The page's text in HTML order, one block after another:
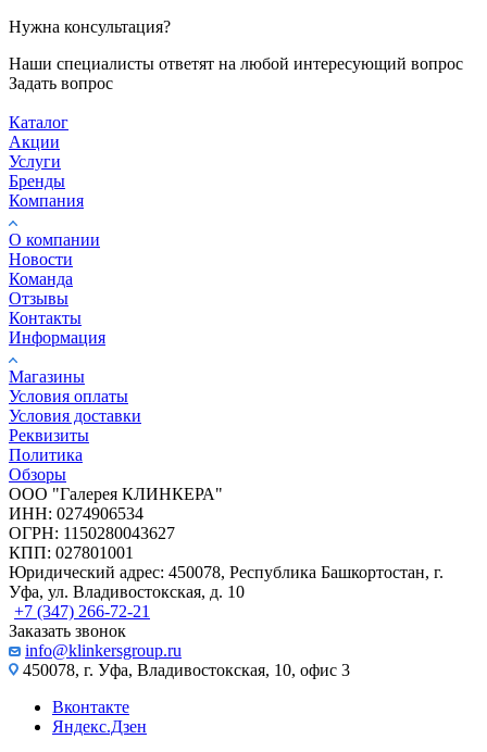
Нужна консультация?
Наши специалисты ответят на любой интересующий вопрос
Задать вопрос
Каталог
Акции
Услуги
Бренды
Компания
О компании
Новости
Команда
Отзывы
Контакты
Информация
Магазины
Условия оплаты
Условия доставки
Реквизиты
Политика
Обзоры
ООО "Галерея КЛИНКЕРА"
ИНН: 0274906534
ОГРН: 1150280043627
КПП: 027801001
Юридический адрес: 450078, Республика Башкортостан, г.
Уфа, ул. Владивостокская, д. 10
+7 (347) 266-72-21
Заказать звонок
info@klinkersgroup.ru
450078, г. Уфа, Владивостокская, 10, офис 3
Вконтакте
Яндекс.Дзен